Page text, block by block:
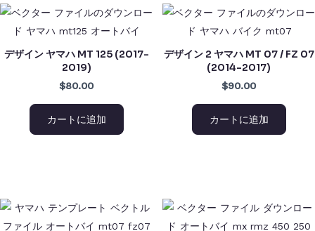
デザイン ヤマハ MT 125 (2017-
2019)
$80.00
カートに追加
デザイン 2 ヤマハ MT 07 / FZ 07
(2014-2017)
$90.00
カートに追加